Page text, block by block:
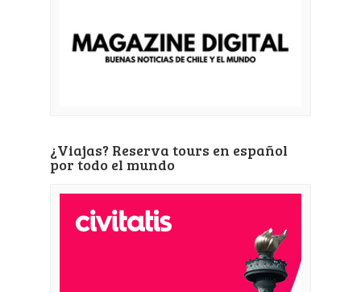
¿Viajas? Reserva tours en español
por todo el mundo